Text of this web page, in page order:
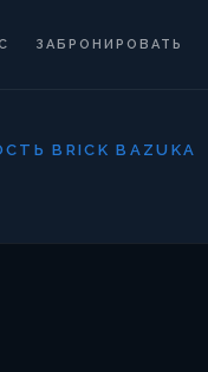
ЗАБРОНИРОВАТЬ
BRICK BAZUKA